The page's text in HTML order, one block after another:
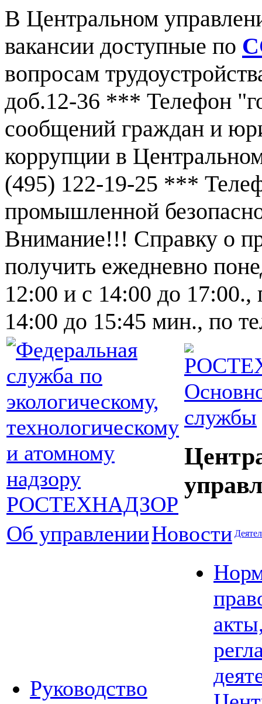
В Центральном
вакансии доступные по
вопросам
доб.12-36 *** Телефон
сообщений граждан и
коррупции в
(495) 122-19-25 ***
промышленной
Внимание!!! Справку о
получить ежедневно
12:00 и с 14:00 до 17:00.,
14:00 до 15:45 мин., по
службы
Об управленииНовости
Руководство